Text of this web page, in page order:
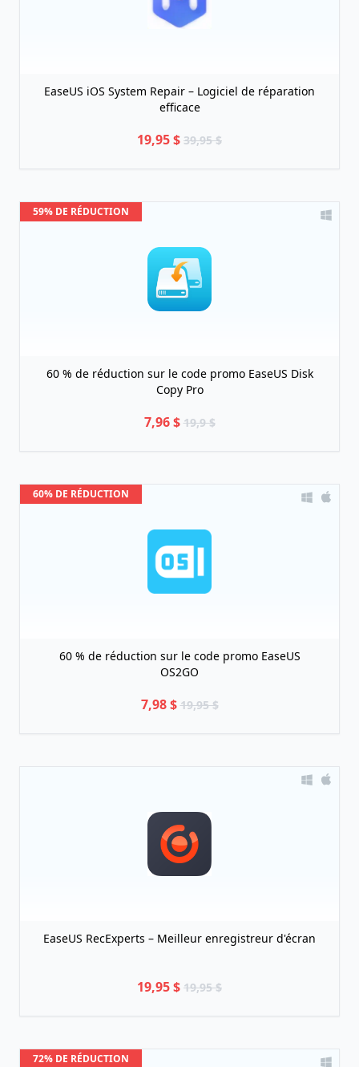
EaseUS iOS System Repair – Logiciel de réparation
efficace
19,95 $ 39,95 $
59% DE RÉDUCTION
60 % de réduction sur le code promo EaseUS Disk
Copy Pro
7,96 $ 19,9 $
60% DE RÉDUCTION
60 % de réduction sur le code promo EaseUS
OS2GO
7,98 $ 19,95 $
EaseUS RecExperts – Meilleur enregistreur d'écran
19,95 $ 19,95 $
72% DE RÉDUCTION